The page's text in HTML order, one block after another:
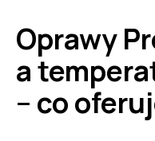
Oprawy
a
– co